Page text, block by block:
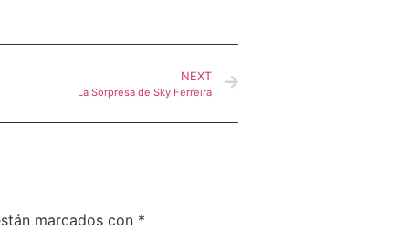
NEXT
La Sorpresa de Sky Ferreira
marcados con *